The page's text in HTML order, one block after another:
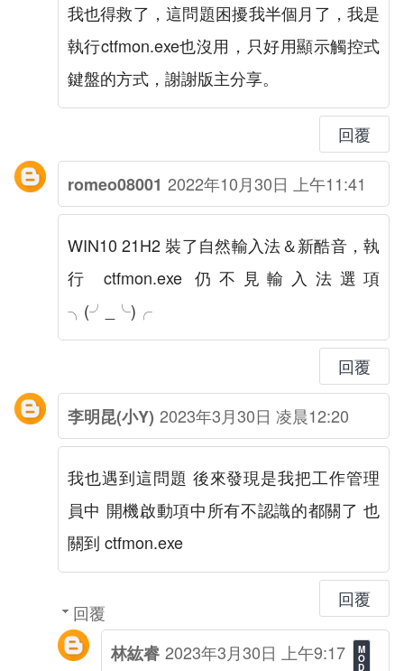
我也得救了，這問題困擾我半個月了，我是
執行ctfmon.exe也沒用，只好用顯示觸控式
鍵盤的方式，謝謝版主分享。
回覆
romeo08001 2022年10月30日 上午11:41
WIN10 21H2 裝了自然輸入法＆新酷音，執
行 ctfmon.exe 仍不見輸入法選項
╮(╯_╰)╭
回覆
李明昆(小Y) 2023年3月30日 凌晨12:20
我也遇到這問題 後來發現是我把工作管理
員中 開機啟動項中所有不認識的都關了 也
關到 ctfmon.exe
回覆
回覆
林紘睿 2023年3月30日 上午9:17